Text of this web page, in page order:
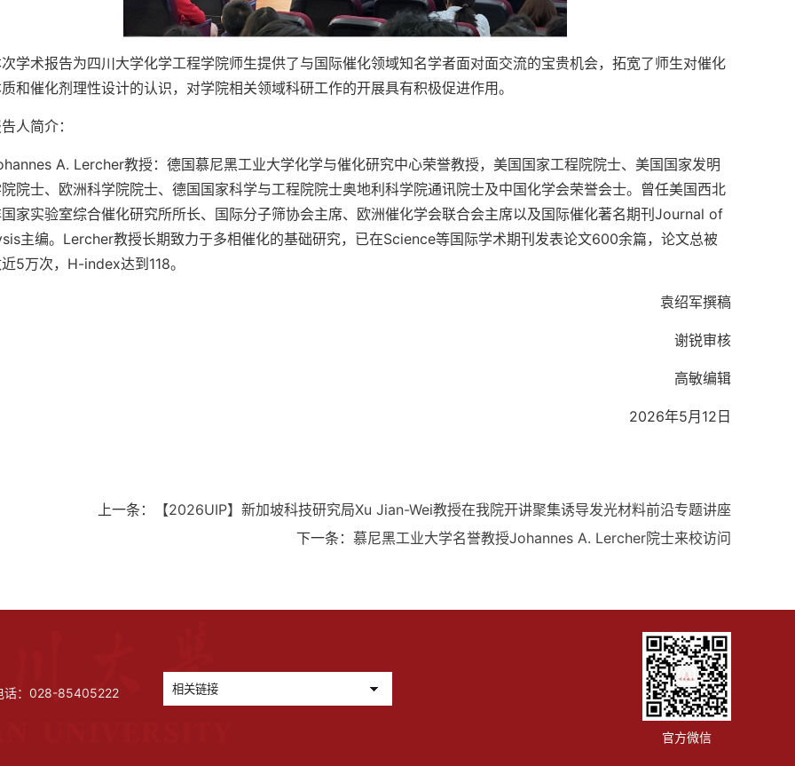
学术报告为四川大学化学工程学院师生提供了与国际催化领域知名学者面对面交流的宝贵机会，拓宽了师生对催化
和催化剂理性设计的认识，对学院相关领域科研工作的开展具有积极促进作用。
人简介：
A. Lercher教授：德国慕尼黑工业大学化学与催化研究中心荣誉教授，美国国家工程院院士、美国国家发明
院士、欧洲科学院院士、德国国家科学与工程院院士奥地利科学院通讯院士及中国化学会荣誉会士。曾任美国西北
家实验室综合催化研究所所长、国际分子筛协会主席、欧洲催化学会联合会主席以及国际催化著名期刊Journal of
主编。Lercher教授长期致力于多相催化的基础研究，已在Science等国际学术期刊发表论文600余篇，论文总被
5万次，H-index达到118。
袁绍军撰稿
谢锐审核
高敏编辑
2026年5月12日
上一条：
【2026UIP】新加坡科技研究局Xu Jian-Wei教授在我院开讲聚集诱导发光材料前沿专题讲座
下一条： 慕尼黑工业大学名誉教授Johannes A. Lercher院士来校访问
：028-85405222
官方微信